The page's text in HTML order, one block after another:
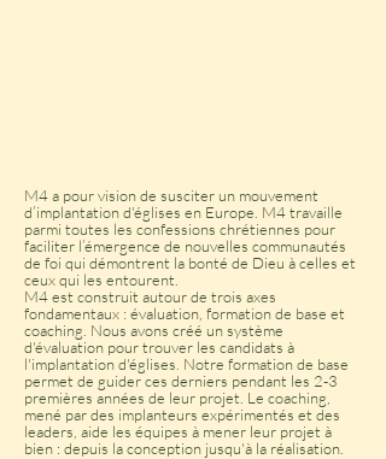
M4 a pour vision de susciter un mouvement
d’implantation d'églises en Europe. M4 travaille
parmi toutes les confessions chrétiennes pour
faciliter l’émergence de nouvelles communautés
de foi qui démontrent la bonté de Dieu à celles et
ceux qui les entourent.
M4 est construit autour de trois axes
fondamentaux : évaluation, formation de base et
coaching. Nous avons créé un système
d'évaluation pour trouver les candidats à
l'implantation d'églises. Notre formation de base
permet de guider ces derniers pendant les 2-3
premières années de leur projet. Le coaching,
mené par des implanteurs expérimentés et des
leaders, aide les équipes à mener leur projet à
bien : depuis la conception jusqu'à la réalisation.